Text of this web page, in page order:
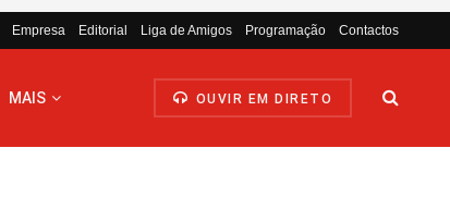
Empresa Editorial Liga de Amigos Programação Contactos
MAIS OUVIR EM DIRETO